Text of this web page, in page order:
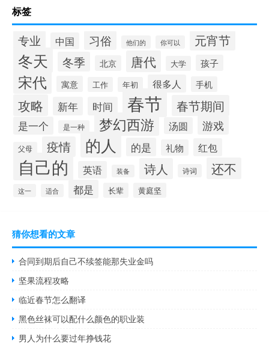
标签
专业 中国 习俗 他们的 你可以 元宵节
冬天 冬季 北京 唐代 大学 孩子
宋代 寓意 工作 年初 很多人 手机
攻略 新年 时间 春节 春节期间
是一个 是一种 梦幻西游 汤圆 游戏
父母 疫情 的人 的是 礼物 红包
自己的 英语 装备 诗人 诗词 还不
这一 适合 都是 长辈 黄庭坚
猜你想看的文章
合同到期后自己不续签能那失业金吗
坚果流程攻略
临近春节怎么翻译
黑色丝袜可以配什么颜色的职业装
男人为什么要过年挣钱花